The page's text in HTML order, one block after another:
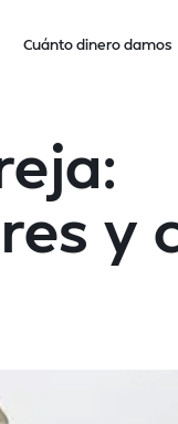
Cuánto dinero damos
y